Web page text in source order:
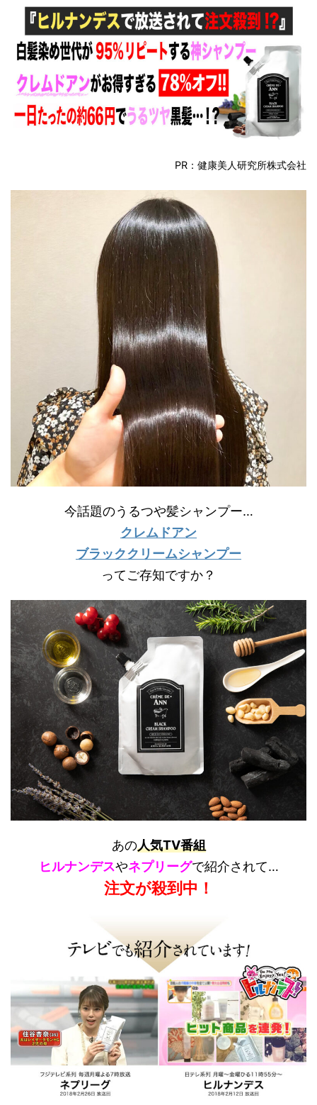
PR：健康美人研究所株式会社
今話題のうるつや髪シャンプー…
クレムドアン
ブラッククリームシャンプー
ってご存知ですか？
あの人気TV番組
ヒルナンデスやネプリーグで紹介されて…
注文が殺到中！